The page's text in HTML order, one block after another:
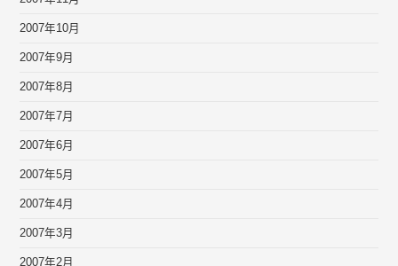
2007年10月
2007年9月
2007年8月
2007年7月
2007年6月
2007年5月
2007年4月
2007年3月
2007年2月